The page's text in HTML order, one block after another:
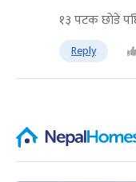
१३ पटक छाेडे
Reply